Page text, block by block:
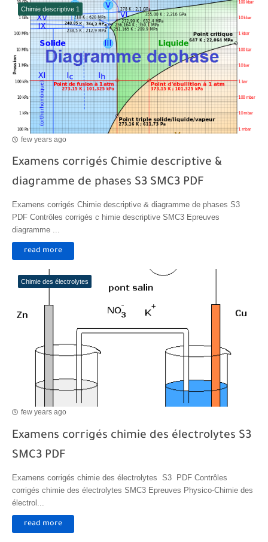
Chimie descriptive 1
few years ago
Examens corrigés Chimie descriptive &
diagramme de phases S3 SMC3 PDF
Examens corrigés Chimie descriptive & diagramme de phases S3
PDF Contrôles corrigés c himie descriptive SMC3 Epreuves
diagramme ...
read more
Chimie des électrolytes
few years ago
Examens corrigés chimie des électrolytes S3
SMC3 PDF
Examens corrigés chimie des électrolytes S3 PDF Contrôles
corrigés chimie des électrolytes SMC3 Epreuves Physico-Chimie des
électrol...
read more